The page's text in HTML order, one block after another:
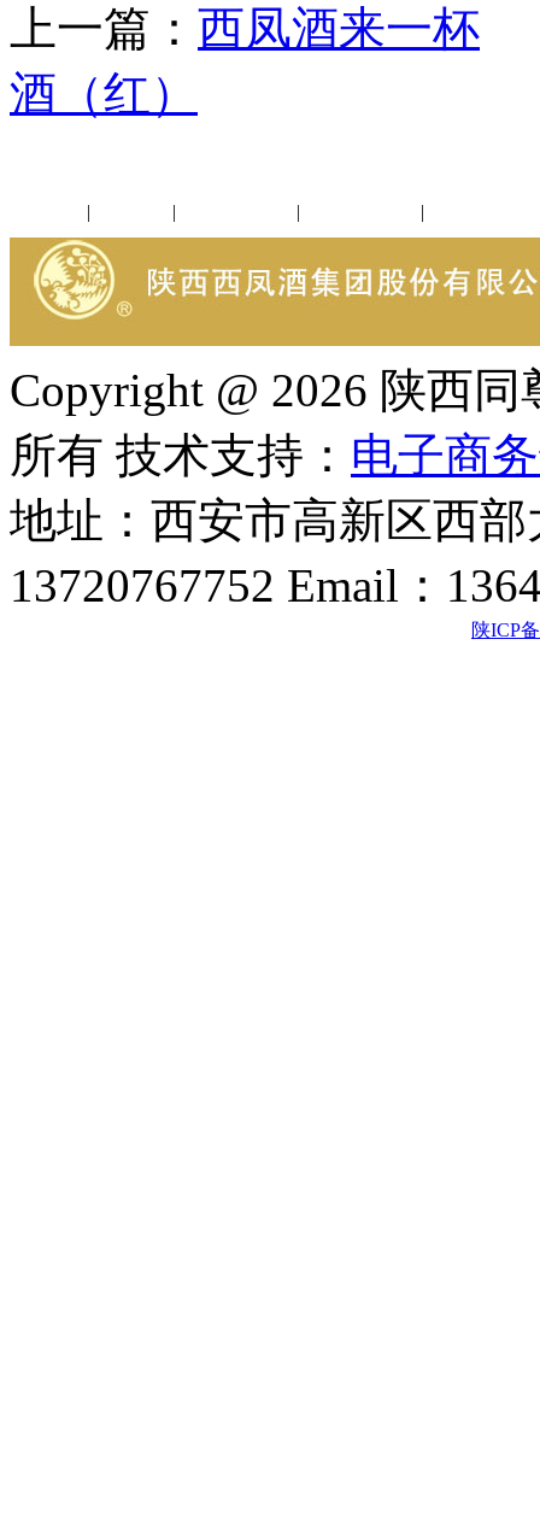
上一篇： 西凤酒来一杯
酒（红）
| | | |
Copyright @ 2026 陕西
所有 技术支持： 电子商
地址：西安市高新区西
13720767752 Email：
陕ICP